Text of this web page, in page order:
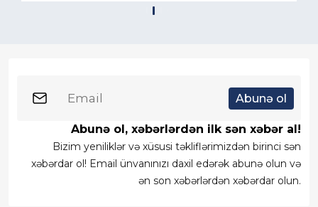
Abunə ol
Abunə ol, xəbərlərdən ilk sən xəbər al!
Bizim yeniliklər və xüsusi təkliflərimizdən birinci sən
xəbərdar ol! Email ünvanınızı daxil edərək abunə olun və
ən son xəbərlərdən xəbərdar olun.